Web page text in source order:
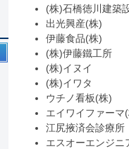
(株)石橋徳川建築
出光興産(株)
伊藤食品(株)
(株)伊藤鐵工所
(株)イヌイ
(株)イワタ
ウチノ看板(株)
エイワイファーマ
江尻掖済会診療所
エスオーエンジニ